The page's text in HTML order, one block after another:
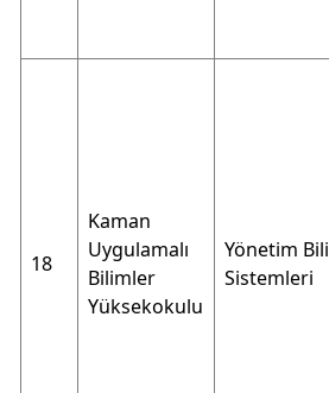
18
Kaman
Uygulamalı
Bilimler
Yüksekokulu
Yönetim
Sistemleri